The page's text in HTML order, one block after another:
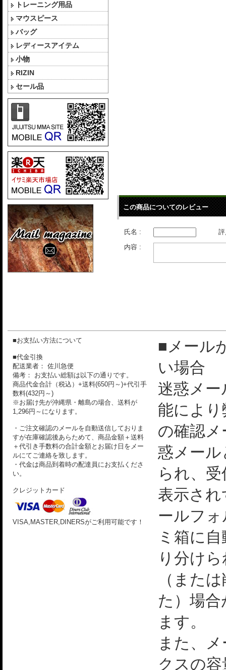
トレーニング用品
マウスピース
バッグ
レディースアイテム
小物
RIZIN
セール品
この商品についてのレビュー
氏名 :
内容 :
■お支払い方法について
■代金引換
配送業者： 佐川急便
備考： お支払い総額は以下の通りです。
商品代金合計（税込）+送料(650円～)+代引手
数料(432円～)
※お届け先が沖縄県・離島の場合、送料が
1,296円～になります。
・ご注文確認のメールを自動送信しておりま
すが在庫確認後あらためて、商品金額＋送料
＋代引き手数料の合計金額とお届け日をメー
ルにてご連絡を致します。
・代金は商品到着時の配達員にお支払くださ
い。
クレジットカード
VISA,MASTER,DINERSがご利用可能です！
■メール
い場合
迷惑メー
能によ
の確認
惑メー
られ、
表示さ
ールフ
ミ箱に
り分け
（また
た）場
ます。
また、
クスの